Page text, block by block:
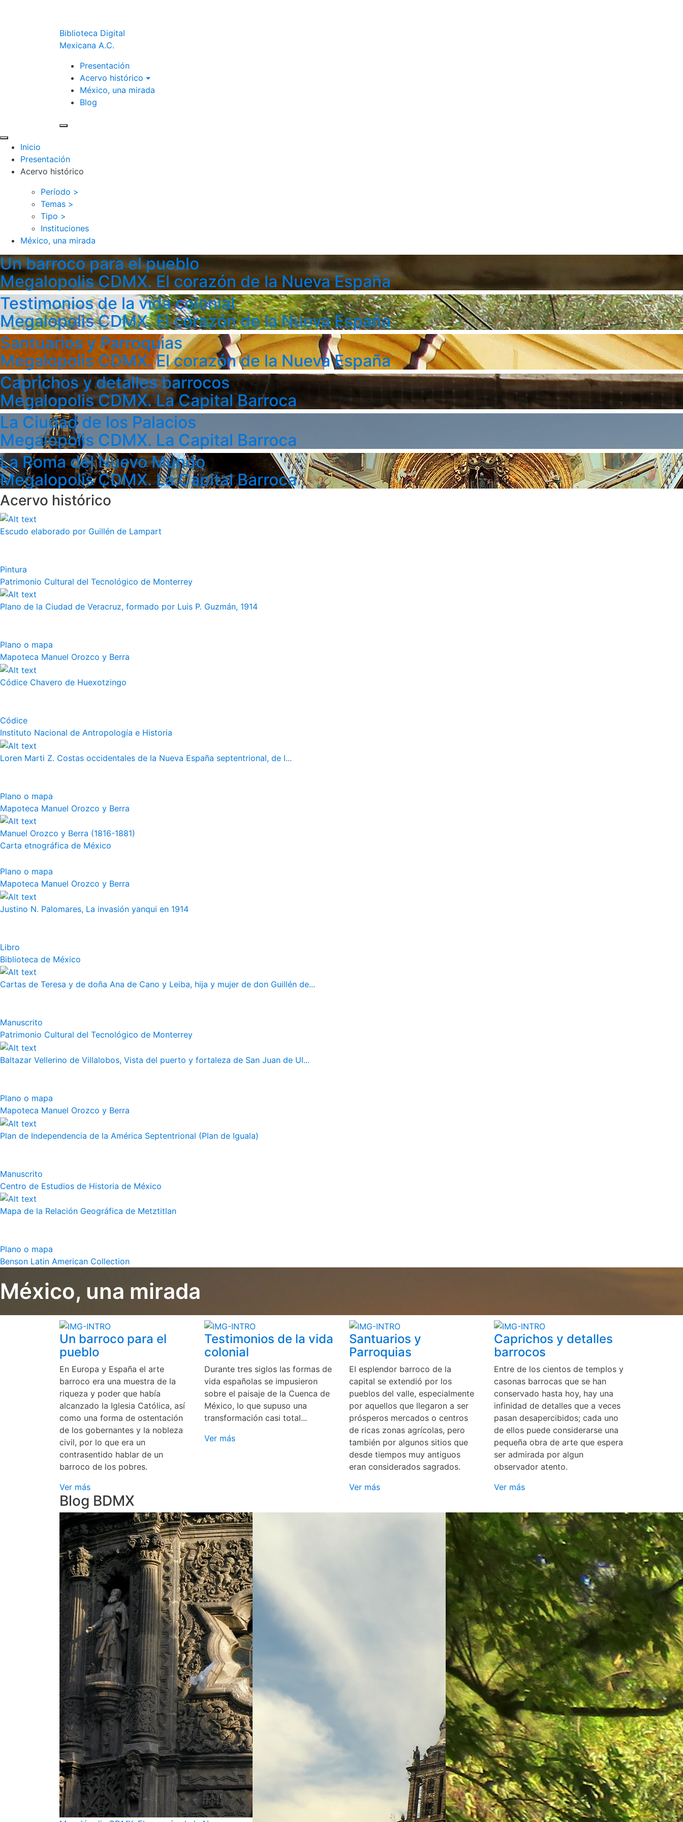
Biblioteca Digital
Mexicana A.C.
Presentación
Acervo histórico
México, una mirada
Blog
Inicio
Presentación
Acervo histórico
Período >
Temas >
Tipo >
Instituciones
México, una mirada
Un barroco para el pueblo
Megalopolis CDMX. El corazón de la Nueva España
Testimonios de la vida colonial
Megalopolis CDMX. El corazón de la Nueva España
Santuarios y Parroquias
Megalopolis CDMX. El corazón de la Nueva España
Caprichos y detalles barrocos
Megalopolis CDMX. La Capital Barroca
La Ciudad de los Palacios
Megalopolis CDMX. La Capital Barroca
La Roma del Nuevo Mundo
Megalopolis CDMX. La Capital Barroca
Acervo histórico
Escudo elaborado por Guillén de Lampart
Pintura
Patrimonio Cultural del Tecnológico de Monterrey
Plano de la Ciudad de Veracruz, formado por Luis P. Guzmán, 1914
Plano o mapa
Mapoteca Manuel Orozco y Berra
Códice Chavero de Huexotzingo
Códice
Instituto Nacional de Antropología e Historia
Loren Marti Z. Costas occidentales de la Nueva España septentrional, de l...
Plano o mapa
Mapoteca Manuel Orozco y Berra
Manuel Orozco y Berra (1816-1881)
Carta etnográfica de México
Plano o mapa
Mapoteca Manuel Orozco y Berra
Justino N. Palomares, La invasión yanqui en 1914
Libro
Biblioteca de México
Cartas de Teresa y de doña Ana de Cano y Leiba, hija y mujer de don Guillén de...
Manuscrito
Patrimonio Cultural del Tecnológico de Monterrey
Baltazar Vellerino de Villalobos, Vista del puerto y fortaleza de San Juan de Ul...
Plano o mapa
Mapoteca Manuel Orozco y Berra
Plan de Independencia de la América Septentrional (Plan de Iguala)
Manuscrito
Centro de Estudios de Historia de México
Mapa de la Relación Geográfica de Metztitlan
Plano o mapa
Benson Latin American Collection
México, una mirada
Un barroco para el
pueblo
En Europa y España el arte
barroco era una muestra de la
riqueza y poder que había
alcanzado la Iglesia Católica, así
como una forma de ostentación
de los gobernantes y la nobleza
civil, por lo que era un
contrasentido hablar de un
barroco de los pobres.
Ver más
Testimonios de la vida
colonial
Durante tres siglos las formas de
vida españolas se impusieron
sobre el paisaje de la Cuenca de
México, lo que supuso una
transformación casi total...
Ver más
Santuarios y
Parroquias
El esplendor barroco de la
capital se extendió por los
pueblos del valle, especialmente
por aquellos que llegaron a ser
prósperos mercados o centros
de ricas zonas agrícolas, pero
también por algunos sitios que
desde tiempos muy antiguos
eran considerados sagrados.
Ver más
Caprichos y detalles
barrocos
Entre de los cientos de templos y
casonas barrocas que se han
conservado hasta hoy, hay una
infinidad de detalles que a veces
pasan desapercibidos; cada uno
de ellos puede considerarse una
pequeña obra de arte que espera
ser admirada por algun
observador atento.
Ver más
Blog BDMX